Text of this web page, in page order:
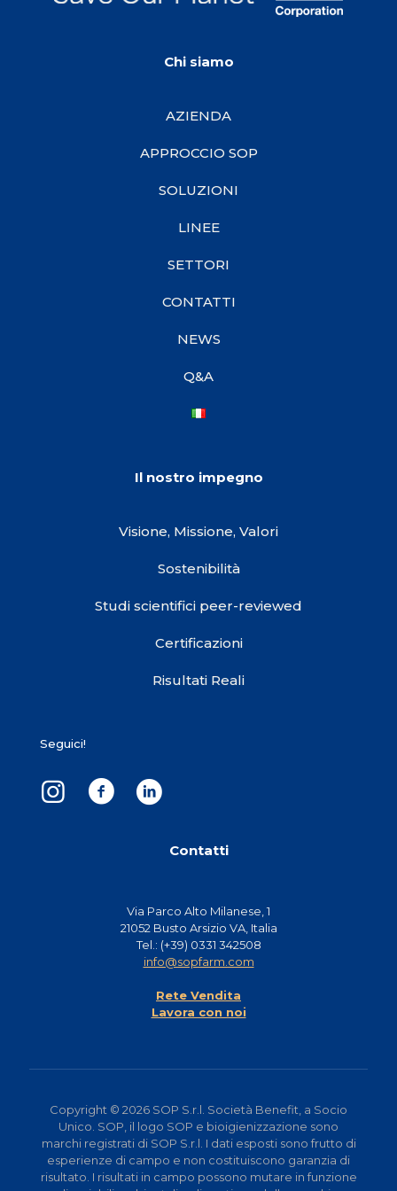
Chi siamo
AZIENDA
APPROCCIO SOP
SOLUZIONI
LINEE
SETTORI
CONTATTI
NEWS
Q&A
Il nostro impegno
Visione, Missione, Valori
Sostenibilità
Studi scientifici peer-reviewed
Certificazioni
Risultati Reali
Seguici!
Contatti
Via Parco Alto Milanese, 1
21052 Busto Arsizio VA, Italia
Tel.: (+39) 0331 342508
info@sopfarm.com
Rete Vendita
Lavora con noi
Copyright © 2026 SOP S.r.l. Società Benefit, a Socio
Unico. SOP, il logo SOP e bioigienizzazione sono
marchi registrati di SOP S.r.l. I dati esposti sono frutto di
esperienze di campo e non costituiscono garanzia di
risultato. I risultati in campo possono mutare in funzione